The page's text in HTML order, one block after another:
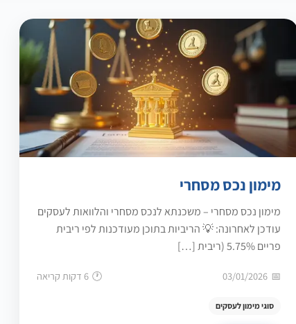
מימון נכס מסחרי
מימון נכס מסחרי – משכנתא לנכס מסחרי והלוואות לעסקים
עודכן לאחרונה: 💡 הריביות בתוכן מעודכנות לפי ריבית
פריים 5.75% (ריבית […]
03/01/2026 6 דקות קריאה
סוגי מימון לעסקים